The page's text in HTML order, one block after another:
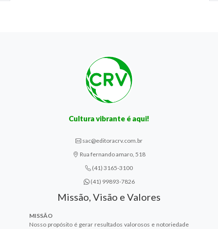
Cultura vibrante é aqui!
sac@editoracrv.com.br
Rua fernando amaro, 518
(41) 3165-3100
(41) 99893-7826
Missão, Visão e Valores
MISSÃO
Nosso propósito é gerar resultados valorosos e notoriedade